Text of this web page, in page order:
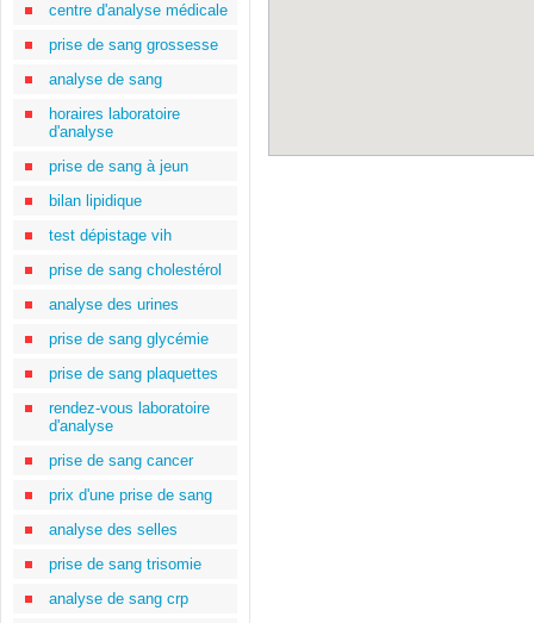
centre d'analyse médicale
prise de sang grossesse
analyse de sang
horaires laboratoire
d'analyse
prise de sang à jeun
bilan lipidique
test dépistage vih
prise de sang cholestérol
analyse des urines
prise de sang glycémie
prise de sang plaquettes
rendez-vous laboratoire
d'analyse
prise de sang cancer
prix d'une prise de sang
analyse des selles
prise de sang trisomie
analyse de sang crp